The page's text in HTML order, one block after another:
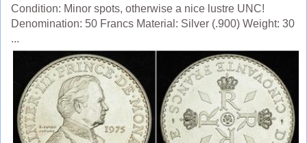
Condition: Minor spots, otherwise a nice lustre UNC!
Denomination: 50 Francs Material: Silver (.900) Weight: 30
...